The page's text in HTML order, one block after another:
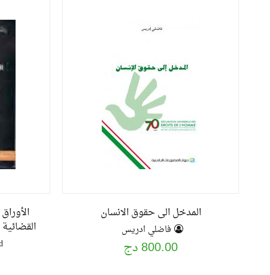
المدخل الى حقوق الانسان
فاضلي ادريس
800.00 دج